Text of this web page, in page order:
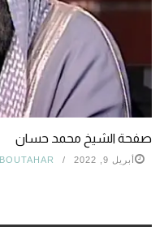
صفحة الشيخ محمد حسان
أبريل 9, 2022 BOUTAHAR